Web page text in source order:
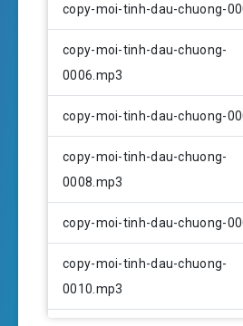
copy-moi-tinh-dau-chuong-
copy-moi-tinh-dau-chuong-
0006.mp3
copy-moi-tinh-dau-chuong-
copy-moi-tinh-dau-chuong-
0008.mp3
copy-moi-tinh-dau-chuong-
copy-moi-tinh-dau-chuong-
0010.mp3